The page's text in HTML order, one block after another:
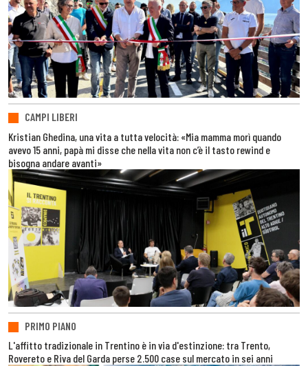
CAMPI LIBERI
Kristian Ghedina, una vita a tutta velocità: «Mia mamma morì quando
avevo 15 anni, papà mi disse che nella vita non c’è il tasto rewind e
bisogna andare avanti»
PRIMO PIANO
L'affitto tradizionale in Trentino è in via d'estinzione: tra Trento,
Rovereto e Riva del Garda perse 2.500 case sul mercato in sei anni